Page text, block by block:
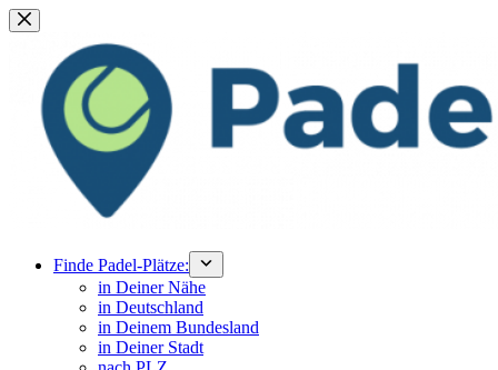
Zum
Inhalt
springen
Finde Padel-Plätze:
in Deiner Nähe
in Deutschland
in Deinem Bundesland
in Deiner Stadt